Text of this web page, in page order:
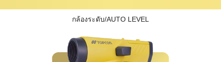
กล้องระดับ/AUTO LEVEL